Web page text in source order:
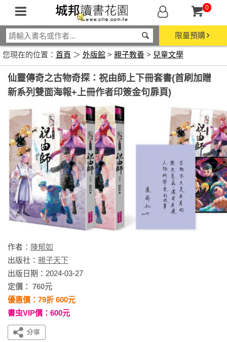
0
限量預購
您現在的位置： 首頁 ＞ 外版館 > 親子教養 > 兒童文學
仙靈傳奇之古物奇探：祝由師上下冊套書(首刷加贈
新系列雙面海報+上冊作者印簽金句扉頁)
作者： 陳郁如
出版社： 親子天下
出版日期：2024-03-27
定價： 760元
優惠價：79折 600元
書虫VIP價：600元